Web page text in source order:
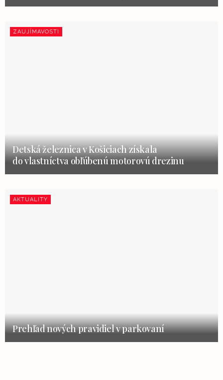
ZAUJÍMAVOSTI
Detská železnica v Košiciach získala
do vlastníctva obľúbenú motorovú drezinu
AKTUALITY
Prehľad nových pravidiel v parkovaní